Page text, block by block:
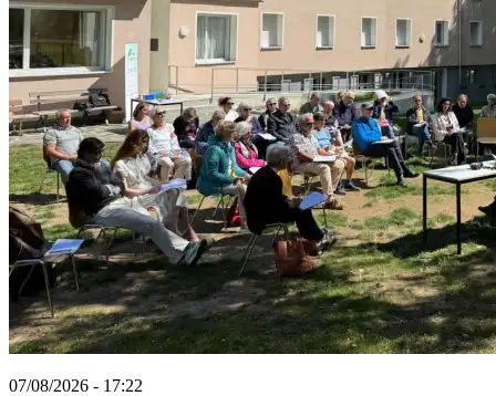
07/08/2026 - 17:22